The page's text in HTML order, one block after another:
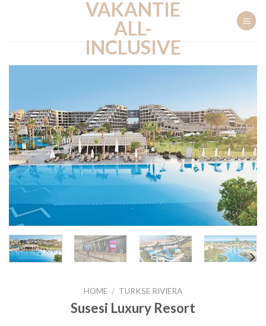
VAKANTIE
ALL-
INCLUSIVE
HOME / TURKSE RIVIERA
Susesi Luxury Resort